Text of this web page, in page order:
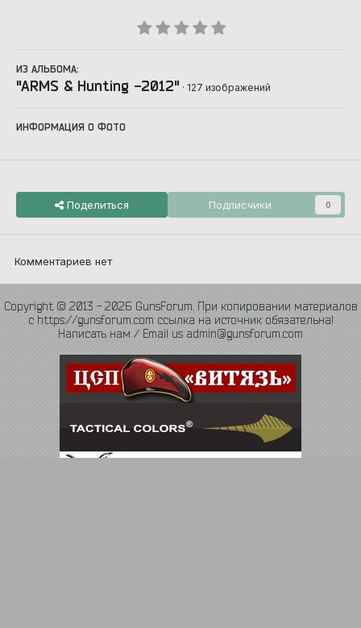
ИЗ АЛЬБОМА:
"ARMS & Hunting -2012" · 127 изображений
ИНФОРМАЦИЯ О ФОТО
Поделиться Подписчики 0
Комментариев нет
Copyright © 2013 - 2026 GunsForum. При копировании материалов
с https://gunsforum.com ссылка на источник обязательна!
Написать нам / Email us admin@gunsforum.com